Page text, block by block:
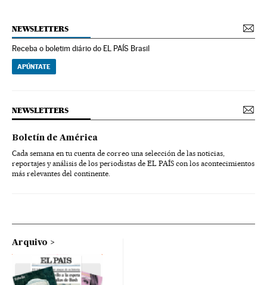
NEWSLETTERS
Receba o boletim diário do EL PAÍS Brasil
APÚNTATE
NEWSLETTERS
Boletín de América
Cada semana en tu cuenta de correo una selección de las noticias,
reportajes y análisis de los periodistas de EL PAÍS con los acontecimientos
más relevantes del continente.
Arquivo